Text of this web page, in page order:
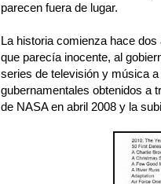
parecen fuera de lugar.
La historia comienza hace
que parecía inocente, al
series de televisión y música
gubernamentales obtenidos a
de NASA en abril 2008 y la